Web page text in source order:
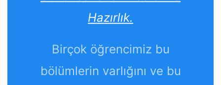
Hazırlık.
Birçok öğrencimiz bu
bölümlerin varlığını ve bu